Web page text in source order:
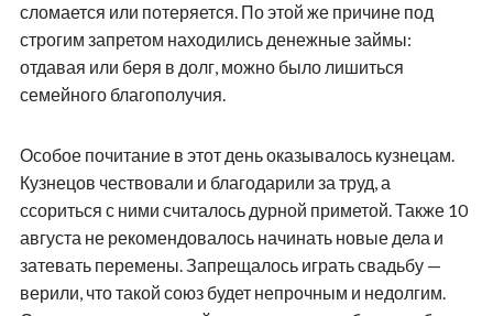
сломается или потеряется. По этой же причине под
строгим запретом находились денежные займы:
отдавая или беря в долг, можно было лишиться
семейного благополучия.
Особое почитание в этот день оказывалось кузнецам.
Кузнецов чествовали и благодарили за труд, а
ссориться с ними считалось дурной приметой. Также 10
августа не рекомендовалось начинать новые дела и
затевать перемены. Запрещалось играть свадьбу —
верили, что такой союз будет непрочным и недолгим.